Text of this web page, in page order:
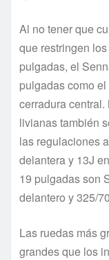
Al no tener que
que restringen
pulgadas, el
pulgadas como
cerradura
livianas también
las regulaciones
delantera y 13J
19 pulgadas son
delantero y 325/
Las ruedas más
grandes que los